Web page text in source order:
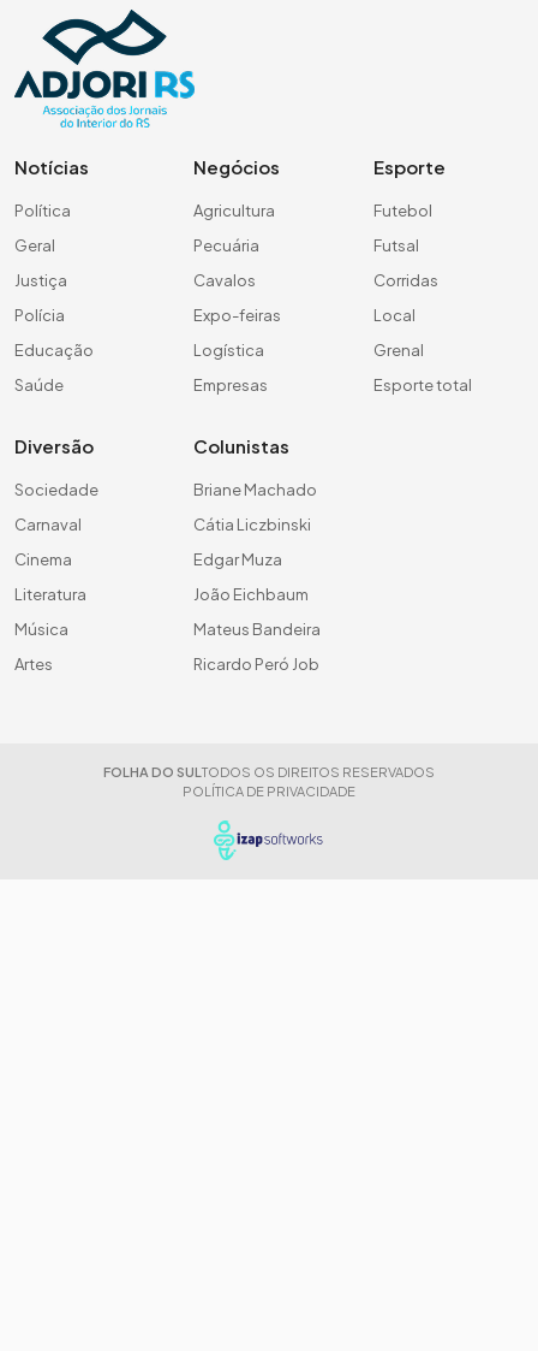
Notícias
Política
Geral
Justiça
Polícia
Educação
Saúde
Negócios
Agricultura
Pecuária
Cavalos
Expo-feiras
Logística
Empresas
Esporte
Futebol
Futsal
Corridas
Local
Grenal
Esporte total
Diversão
Sociedade
Carnaval
Cinema
Literatura
Música
Artes
Colunistas
Briane Machado
Cátia Liczbinski
Edgar Muza
João Eichbaum
Mateus Bandeira
Ricardo Peró Job
FOLHA DO SUL TODOS OS DIREITOS RESERVADOS
POLÍTICA DE PRIVACIDADE